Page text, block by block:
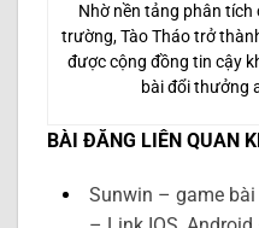
Nhờ nền tảng phân tích
trường, Tào Tháo trở
được cộng đồng tin cậy
bài đổi thưởng
BÀI ĐĂNG LIÊN QUAN
Sunwin – game